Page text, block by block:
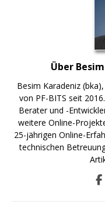
Über
Besim Karadeniz
von PF-BITS seit
Berater und -
weitere Online-
25-jährigen Online-
technischen